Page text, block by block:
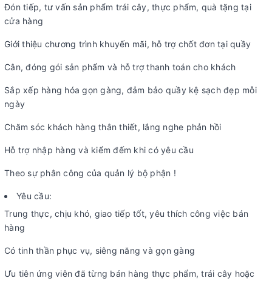
Đón tiếp, tư vấn sản phẩm trái cây, thực phẩm, quà tặng tại
cửa hàng
Giới thiệu chương trình khuyến mãi, hỗ trợ chốt đơn tại quầy
Cân, đóng gói sản phẩm và hỗ trợ thanh toán cho khách
Sắp xếp hàng hóa gọn gàng, đảm bảo quầy kệ sạch đẹp mỗi
ngày
Chăm sóc khách hàng thân thiết, lắng nghe phản hồi
Hỗ trợ nhập hàng và kiểm đếm khi có yêu cầu
Theo sự phân công của quản lý bộ phận !
Yêu cầu:
Trung thực, chịu khó, giao tiếp tốt, yêu thích công việc bán
hàng
Có tinh thần phục vụ, siêng năng và gọn gàng
Ưu tiên ứng viên đã từng bán hàng thực phẩm, trái cây hoặc